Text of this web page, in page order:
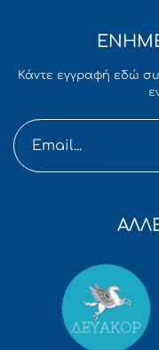
Κάντε εγγραφή εδώ